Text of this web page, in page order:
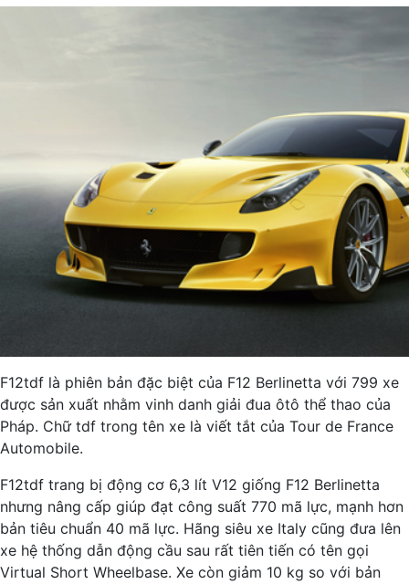
F12tdf là phiên bản đặc biệt của F12 Berlinetta với 799 xe
được sản xuất nhằm vinh danh giải đua ôtô thể thao của
Pháp. Chữ tdf trong tên xe là viết tắt của Tour de France
Automobile.
F12tdf trang bị động cơ 6,3 lít V12 giống F12 Berlinetta
nhưng nâng cấp giúp đạt công suất 770 mã lực, mạnh hơn
bản tiêu chuẩn 40 mã lực. Hãng siêu xe Italy cũng đưa lên
xe hệ thống dẫn động cầu sau rất tiên tiến có tên gọi
Virtual Short Wheelbase. Xe còn giảm 10 kg so với bản